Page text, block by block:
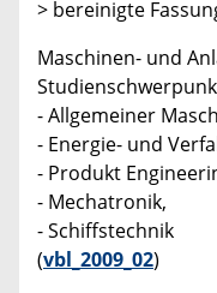
> bereinigte
Maschinen- und
- Allgemeiner
- Energie- und
- Produkt
- Mechatronik,
- Schiffstechnik
(vbl_2009_02)